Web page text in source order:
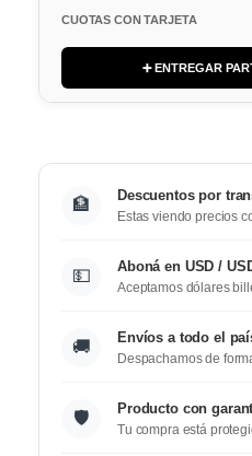
CUOTAS CON TARJETA
➕ ENTREGAR
🏦 Descuentos por
Estas viendo precios
💵 Aboná en USD /
Aceptamos dólares
🚚 Envíos a todo el
Despachamos de
🛡️ Producto con
Tu compra está